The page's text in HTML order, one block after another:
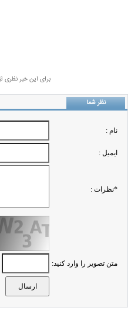
برای این خبر
نظر شما
نام :
ايميل :
*نظرات :
متن تصویر را وارد کنید: